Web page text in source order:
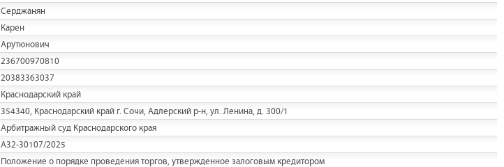
Серджанян
Карен
Арутюнович
236700970810
20383363037
Краснодарский край
354340, Краснодарский край г. Сочи, Адлерский р-н, ул. Ленина, д. 300/1
Арбитражный суд Краснодарского края
А32-30107/2025
Положение о порядке проведения торгов, утвержденное залоговым кредитором